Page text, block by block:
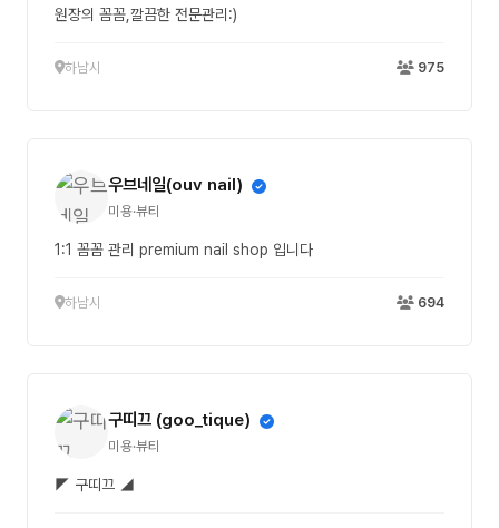
원장의 꼼꼼,깔끔한 전문관리:)
하남시 975
우브네일(ouv nail)
미용·뷰티
1:1 꼼꼼 관리 premium nail shop 입니다
하남시 694
구띠끄 (goo_tique)
미용·뷰티
◤ 구띠끄 ◢